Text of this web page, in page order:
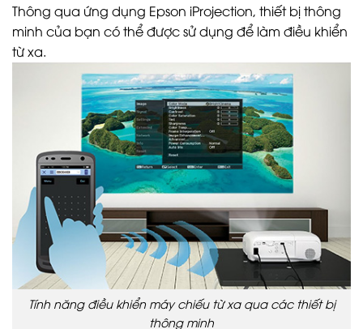
Thông qua ứng dụng Epson iProjection, thiết bị thông
minh của bạn có thể được sử dụng để làm điều khiển
từ xa.
Tính năng điều khiển máy chiếu từ xa qua các thiết bị
thông minh